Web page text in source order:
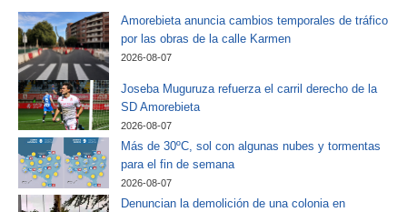
Amorebieta anuncia cambios temporales de tráfico
por las obras de la calle Karmen
2026-08-07
Joseba Muguruza refuerza el carril derecho de la
SD Amorebieta
2026-08-07
Más de 30ºC, sol con algunas nubes y tormentas
para el fin de semana
2026-08-07
Denuncian la demolición de una colonia en